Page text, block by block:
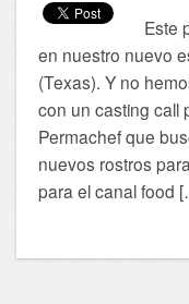
Este
en nuestro nuevo
(Texas). Y no
con un casting call
Permachef que
nuevos rostros
para el canal food